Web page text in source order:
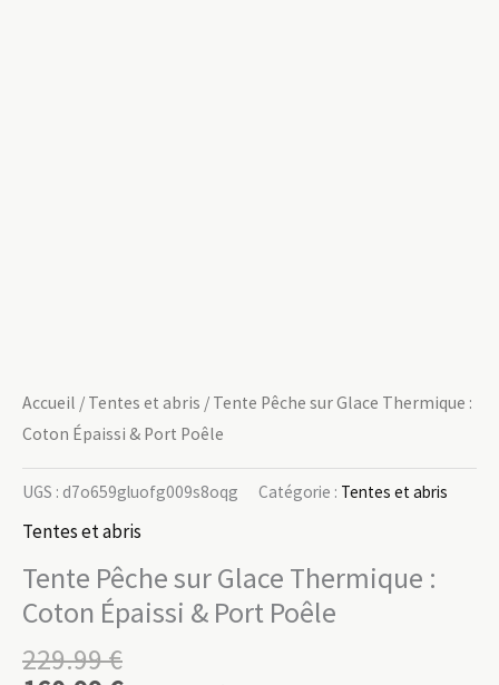
Accueil / Tentes et abris / Tente Pêche sur Glace Thermique :
Coton Épaissi & Port Poêle
UGS : d7o659gluofg009s8oqg Catégorie : Tentes et abris
Tentes et abris
Tente Pêche sur Glace Thermique :
Coton Épaissi & Port Poêle
229.99€